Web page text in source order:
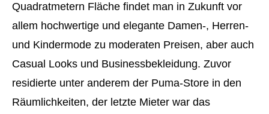
Quadratmetern Fläche findet man in Zukunft vor
allem hochwertige und elegante Damen-, Herren-
und Kindermode zu moderaten Preisen, aber auch
Casual Looks und Businessbekleidung. Zuvor
residierte unter anderem der Puma-Store in den
Räumlichkeiten, der letzte Mieter war das